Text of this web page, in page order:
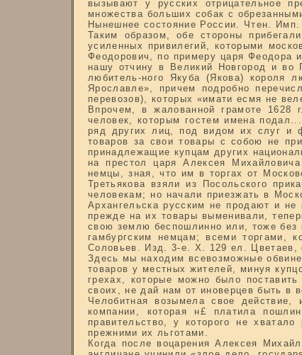
вызывают у русских отрицательное
множества больших собак с
Нынешнее состояние России. Чтен.
Таким образом, обе стороны
усиленных привилегий, которыми
Феодорович, по примеру царя Феодора
нашу отчину в Великий Новгород и во
любитель-ного Якуба (Якова) короля
Ярославле», причем подробно
перевозов), которых «имати есмя не
Впрочем, в жалованной грамоте 1628
человек, которым гостем имена
ряд других лиц, под видом их слуг и
товаров за свои товары с собою не
принадлежащие купцам других
на престол царя Алексея
немцы, зная, что им в торгах от
Третьякова взяли из Посольского
человекам; но начали приезжать в
Архангельска русским не продают и
прежде на их товары выменивали,
свою землю беспошлинно или, тоже без
гамбургским немцам; всеми
Соловьев. Изд. 3-е. X. 129 ел. Цветаев,
Здесь мы находим всевозможные
товаров у местных жителей, минуя
грехах, которые можно было
своих, не дай нам от иноверцев быть в
Челобитная возымела свое действие,
компании, которая н£ платила
правительство, у которого не
прежними их льготами.
Когда после воцарения Алексея